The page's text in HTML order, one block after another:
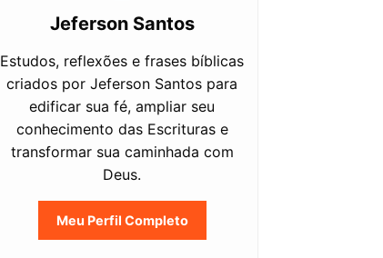
Jeferson Santos
Estudos, reflexões e frases bíblicas
criados por Jeferson Santos para
edificar sua fé, ampliar seu
conhecimento das Escrituras e
transformar sua caminhada com
Deus.
Meu Perfil Completo